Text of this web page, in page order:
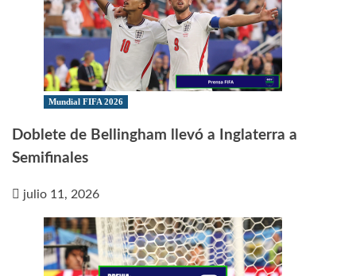
Mundial FIFA 2026
Doblete de Bellingham llevó a Inglaterra a
Semifinales
julio 11, 2026